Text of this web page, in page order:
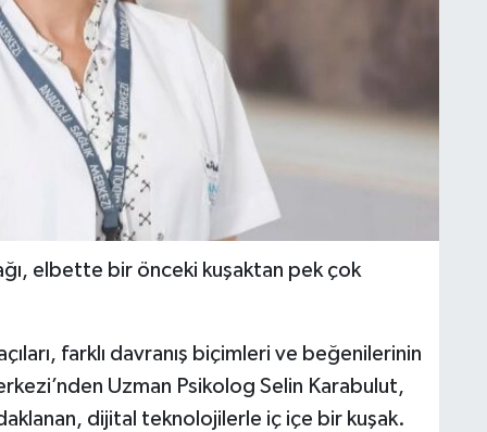
elbette bir önceki kuşaktan pek çok
farklı davranış biçimleri ve beğenilerinin
Uzman Psikolog Selin Karabulut,
dijital teknolojilerle iç içe bir kuşak.